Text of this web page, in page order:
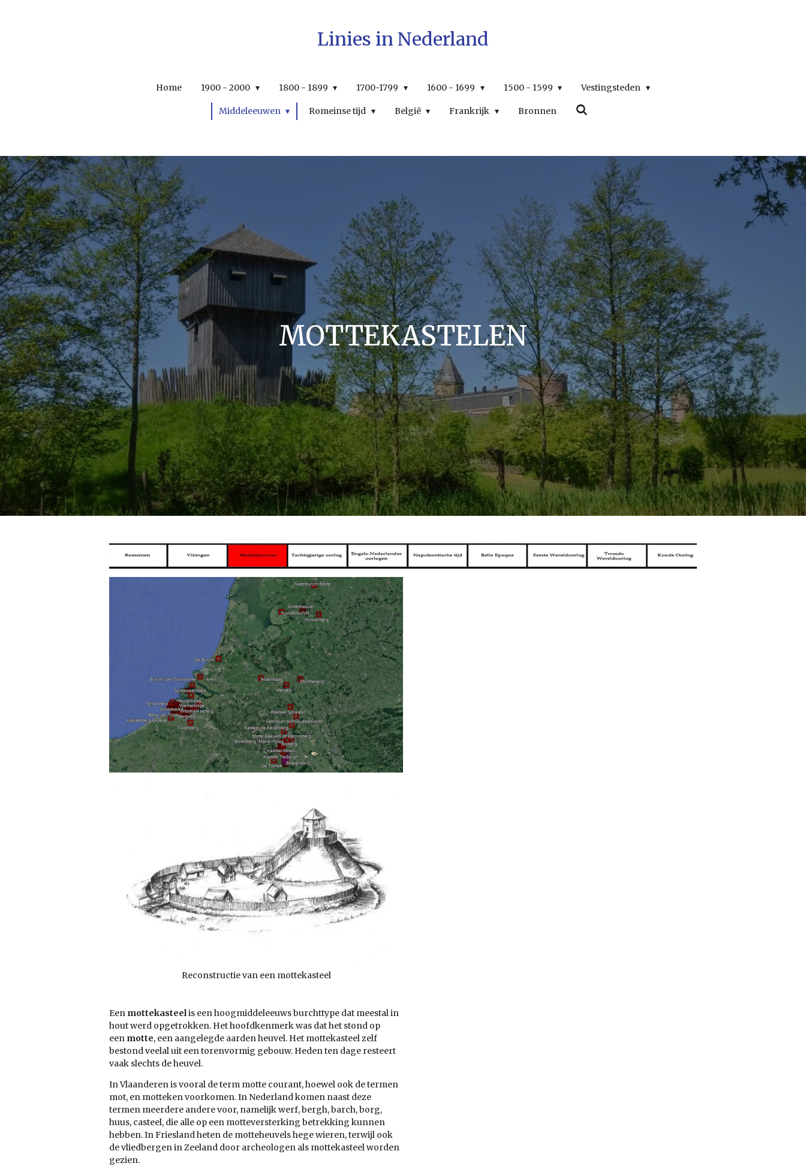
Linies in Nederland
Home 1900 - 2000 1800 - 1899 1700-1799 1600 - 1699 1500 - 1599 Vestingsteden
Middeleeuwen Romeinse tijd België Frankrijk Bronnen
MOTTEKASTELEN
Reconstructie van een mottekasteel
Een mottekasteelis een hoogmiddeleeuws burchttype dat meestal in
hout werd opgetrokken. Het hoofdkenmerk was dat het stond op
een motte, een aangelegde aarden heuvel. Het mottekasteel zelf
bestond veelal uit een torenvormig gebouw. Heden ten dage resteert
vaak slechts de heuvel.
In Vlaanderen is vooral de term motte courant, hoewel ook de termen
mot, en motteken voorkomen. In Nederland komen naast deze
termen meerdere andere voor, namelijk werf, bergh, barch, borg,
huus, casteel, die alle op een motteversterking betrekking kunnen
hebben. In Friesland heten de motteheuvels hege wieren, terwijl ook
de vliedbergen in Zeeland door archeologen als mottekasteel worden
gezien.